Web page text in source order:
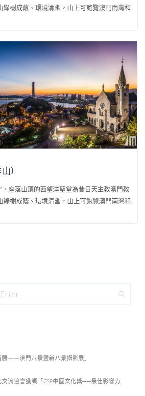
綠樹成蔭、環境清幽，山上可飽覽澳門南灣和
)
座落山頂的西望洋聖堂為昔日天主教澳門教
綠樹成蔭、環境清幽，山上可飽覽澳門南灣和
勝——澳門八景暨新八景攝影展」
交流協會獲頒「CSR中國文化獎──最佳影響力